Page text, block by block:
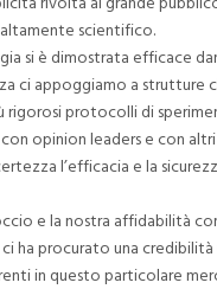
scientifico.
si è dimostrata efficace
ci appoggiamo a strutture
rigorosi protocolli di
opinion leaders e con
l’efficacia e la
e la nostra affidabilità
ha procurato una
in questo particolare